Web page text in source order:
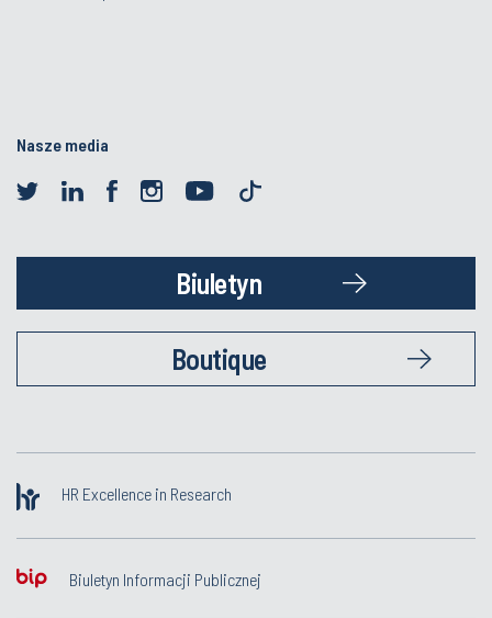
Nasze media
Biuletyn
Boutique
HR Excellence in Research
Biuletyn Informacji Publicznej